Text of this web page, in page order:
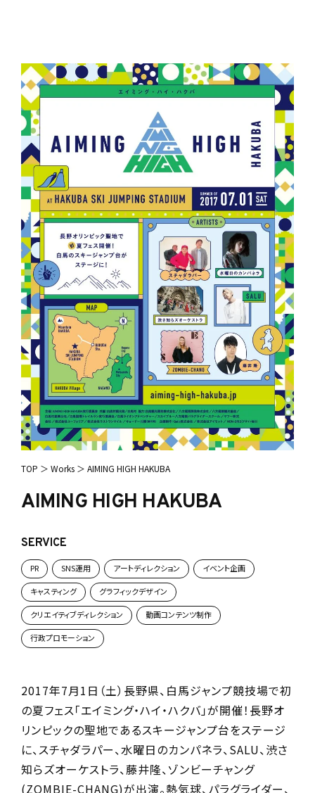
TOP ＞ Works ＞ AIMING HIGH HAKUBA
AIMING HIGH HAKUBA
SERVICE
PR SNS運用 アートディレクション イベント企画
キャスティング グラフィックデザイン
クリエイティブディレクション 動画コンテンツ制作
行政プロモーション
2017年7月1日（土）長野県、白馬ジャンプ競技場で初
の夏フェス「エイミング・ハイ・ハクバ」が開催！長野オ
リンピックの聖地であるスキージャンプ台をステージ
に、スチャダラパー、水曜日のカンパネラ、SALU、渋さ
知らズオーケストラ、藤井隆、ゾンビーチャング
(ZOMBIE-CHANG)が出演。熱気球、パラグライダー、